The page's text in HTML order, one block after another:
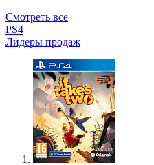
Смотреть все
PS4
Лидеры продаж